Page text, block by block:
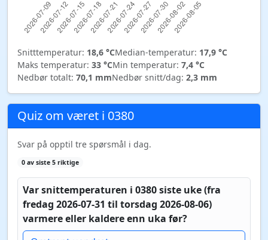
Snitttemperatur: 18,6 °CMedian-temperatur: 17,9 °C
Maks temperatur: 33 °CMin temperatur: 7,4 °C
Nedbør totalt: 70,1 mmNedbør snitt/dag: 2,3 mm
Quiz om været i 0380
Svar på opptil tre spørsmål i dag.
0 av siste 5 riktige
Var snittemperaturen i 0380 siste uke (fra
fredag 2026-07-31 til torsdag 2026-08-06)
varmere eller kaldere enn uka før?